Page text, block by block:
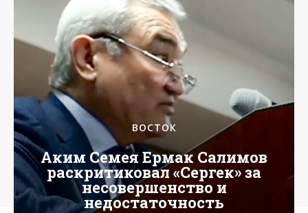
ВОСТОК
Аким Семея Ермак Салимов
раскритиковал «Сергек» за
несовершенство и
недостаточность